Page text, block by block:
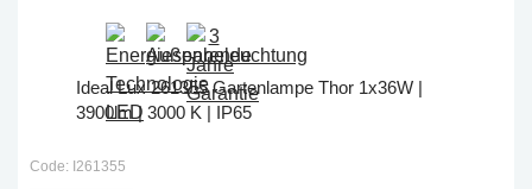
Ideal Lux 261355 Gartenlampe Thor 1x36W |
3900lm | 3000 K | IP65
Code: I261355